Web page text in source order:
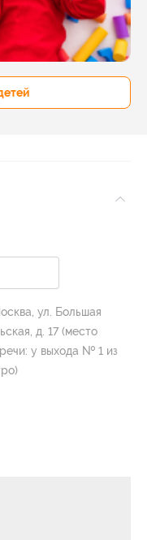
ул. Большая
д. 17 (место
у выхода № 1 из